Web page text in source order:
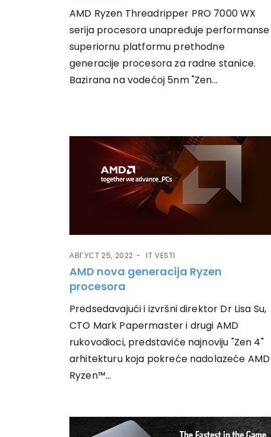
AMD Ryzen Threadripper PRO 7000 WX
serija procesora unapređuje performanse
superiornu platformu prethodne
generacije procesora za radne stanice.
Bazirana na vodećoj 5nm "Zen...
АВГУСТ 25, 2022 IT VESTI
AMD nova generacija Ryzen
procesora
Predsedavajući i izvršni direktor Dr Lisa Su,
CTO Mark Papermaster i drugi AMD
rukovodioci, predstaviće najnoviju "Zen 4"
arhitekturu koja pokreće nadolazeće AMD
Ryzen™...